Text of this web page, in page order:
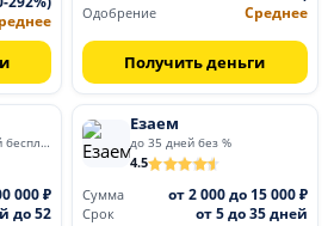
Одобрение Среднее
Получить деньги
Первый займ 40 дней бесплатно
000 ₽
до 52
Езаем
до 35 дней без %
4.5
Сумма
от 2 000 до 15 000 ₽
Срок от 5 до 35 дней